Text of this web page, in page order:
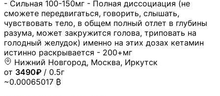
- Сильная 100-150мг - Полная диссоциация (не
сможете передвигаться, говорить, слышать,
чувствовать тело, в общем полный отлет в глубины
разума, может закружится голова, триповать на
голодный желудок) именно на этих дозах кетамин
истинно раскрывается - 200+мг
Нижний Новгород, Москва, Иркутск
от 3490₽ / 0.5г
~0.00065017 ₿